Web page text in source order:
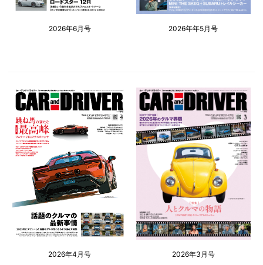
2026年6月号 2026年年5月号
2026年4月号 2026年3月号